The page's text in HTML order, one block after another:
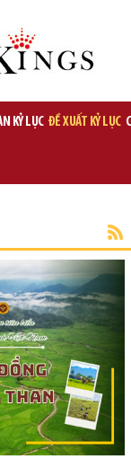
KỶ LỤC ĐỀ XUẤT KỶ LỤC